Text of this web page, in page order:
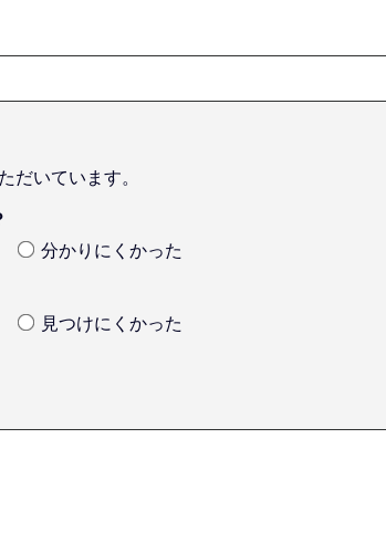
だいています。
分かりにくかった
見つけにくかった